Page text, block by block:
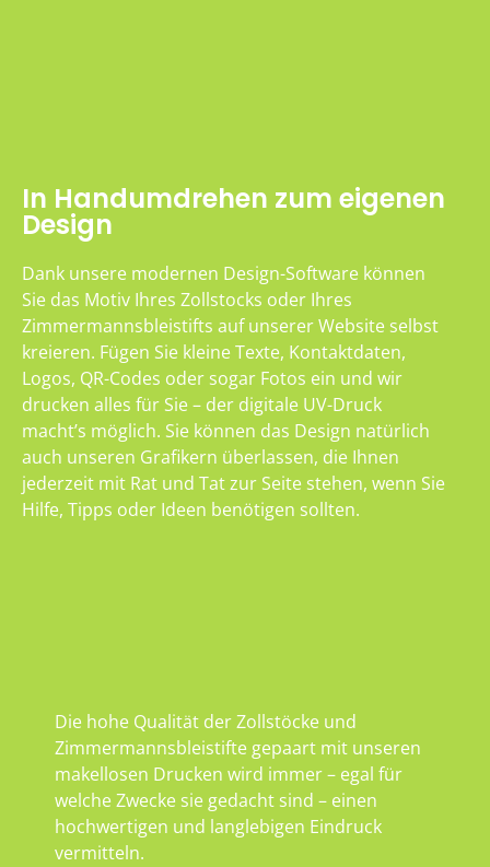
In Handumdrehen zum eigenen
Design
Dank unsere modernen Design-Software können
Sie das Motiv Ihres Zollstocks oder Ihres
Zimmermannsbleistifts auf unserer Website selbst
kreieren. Fügen Sie kleine Texte, Kontaktdaten,
Logos, QR-Codes oder sogar Fotos ein und wir
drucken alles für Sie – der digitale UV-Druck
macht’s möglich. Sie können das Design natürlich
auch unseren Grafikern überlassen, die Ihnen
jederzeit mit Rat und Tat zur Seite stehen, wenn Sie
Hilfe, Tipps oder Ideen benötigen sollten.
Die hohe Qualität der Zollstöcke und
Zimmermannsbleistifte gepaart mit unseren
makellosen Drucken wird immer – egal für
welche Zwecke sie gedacht sind – einen
hochwertigen und langlebigen Eindruck
vermitteln.